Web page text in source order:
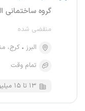
گروه ساختمانی
منقضی شده
البرز
کرج، منطقه
تمام وقت
۱۳ تا ۱۵ میلیون تومان